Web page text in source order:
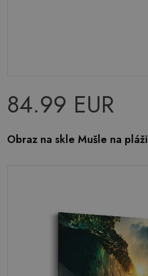
84.99 EUR
Obraz na skle Mušle na pláži